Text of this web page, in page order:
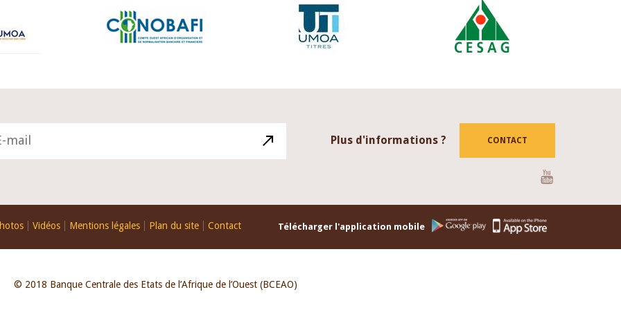
Plus d'informations ? CONTACT
Vidéos Mentions légales Plan du site Contact Télécharger l'application mobile
© 2018 Banque Centrale des Etats de l’Afrique de l’Ouest (BCEAO)